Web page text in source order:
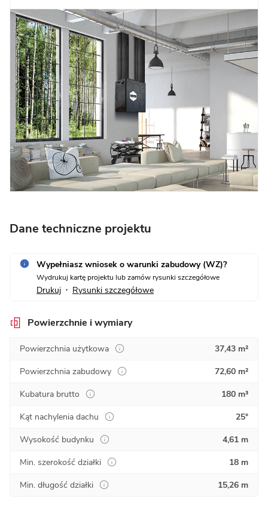
Dane techniczne projektu
Wypełniasz wniosek o warunki zabudowy (WZ)?
Wydrukuj kartę projektu lub zamów rysunki szczegółowe
Drukuj • Rysunki szczegółowe
Powierzchnie i wymiary
Powierzchnia użytkowa
37,43 m²
Powierzchnia zabudowy
72,60 m²
Kubatura brutto
180 m³
Kąt nachylenia dachu
25°
Wysokość budynku
4,61 m
Min. szerokość działki
18 m
Min. długość działki
15,26 m